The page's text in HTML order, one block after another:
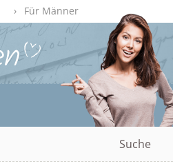
Für Männer
Suche